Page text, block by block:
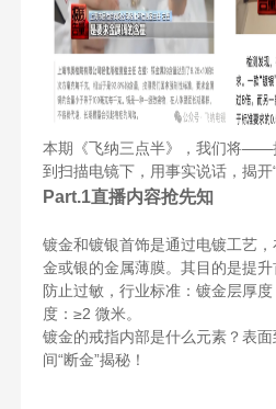
本期《飞纳三点半》，我们将——
到扫描电镜下，用事实说话，揭开
Part.1直播内容抢先知
镀金和镀银首饰是通过电镀工艺
金或银的金属薄膜。其目的是提
防止过敏，行业标准：镀金层厚
度：≥2 微米。
镀金的戒指内部是什么元素？表
间“断金”揭秘！